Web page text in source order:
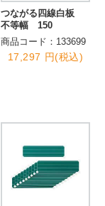
つながる四線白板
不等幅 150
商品コード：133699
17,297 円(税込)